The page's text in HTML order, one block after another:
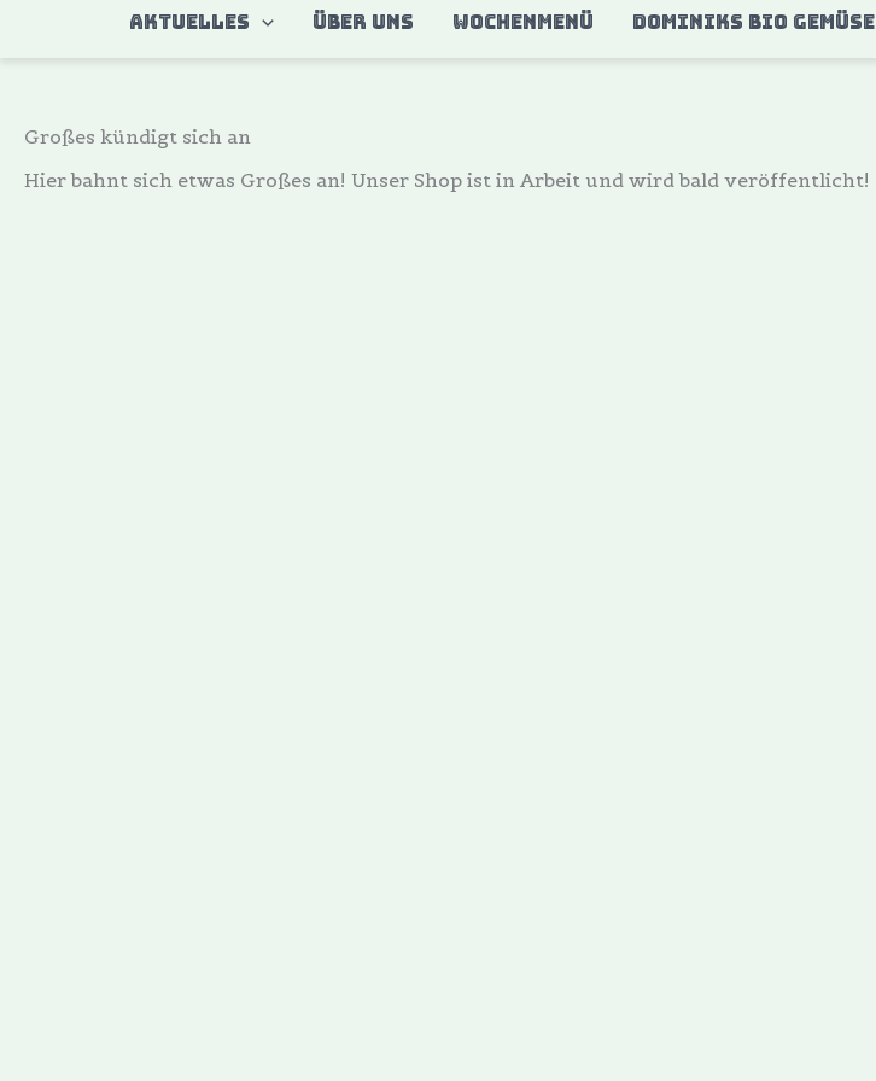
AKTUELLES ÜBER UNS WOCHENMENÜ DOMINIKS BIO GEMÜSE
Großes kündigt sich an
Hier bahnt sich etwas Großes an! Unser Shop ist in Arbeit und wird bald veröffentlicht!